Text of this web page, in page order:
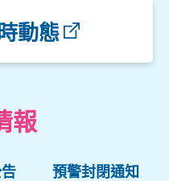
動態
報
預警封閉通知